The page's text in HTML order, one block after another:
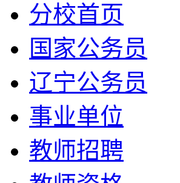
分校首页
国家公务员
辽宁公务员
事业单位
教师招聘